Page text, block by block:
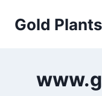
Gold Plants